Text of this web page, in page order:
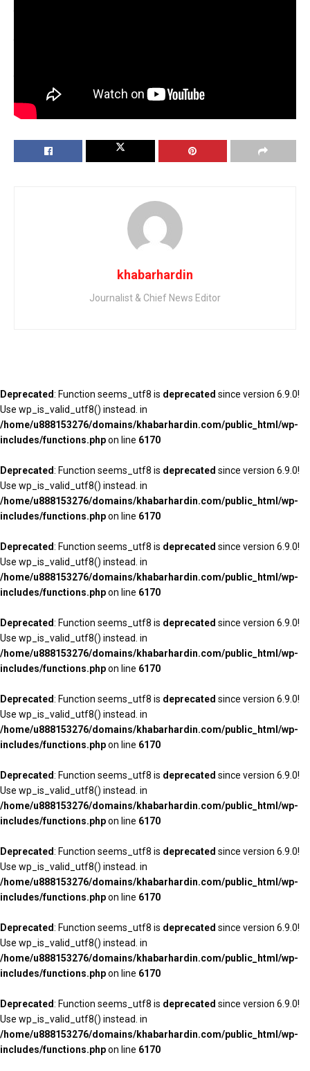
Tags:
khabarhardin
Journalist & Chief News Editor
Deprecated: Function seems_utf8 is deprecated since version 6.9.0!
Use wp_is_valid_utf8() instead. in
/home/u888153276/domains/khabarhardin.com/public_html/wp-
includes/functions.phpon line 6170
Deprecated: Function seems_utf8 is deprecated since version 6.9.0!
Use wp_is_valid_utf8() instead. in
/home/u888153276/domains/khabarhardin.com/public_html/wp-
includes/functions.phpon line 6170
Deprecated: Function seems_utf8 is deprecated since version 6.9.0!
Use wp_is_valid_utf8() instead. in
/home/u888153276/domains/khabarhardin.com/public_html/wp-
includes/functions.phpon line 6170
Deprecated: Function seems_utf8 is deprecated since version 6.9.0!
Use wp_is_valid_utf8() instead. in
/home/u888153276/domains/khabarhardin.com/public_html/wp-
includes/functions.phpon line 6170
Deprecated: Function seems_utf8 is deprecated since version 6.9.0!
Use wp_is_valid_utf8() instead. in
/home/u888153276/domains/khabarhardin.com/public_html/wp-
includes/functions.phpon line 6170
Deprecated: Function seems_utf8 is deprecated since version 6.9.0!
Use wp_is_valid_utf8() instead. in
/home/u888153276/domains/khabarhardin.com/public_html/wp-
includes/functions.phpon line 6170
Deprecated: Function seems_utf8 is deprecated since version 6.9.0!
Use wp_is_valid_utf8() instead. in
/home/u888153276/domains/khabarhardin.com/public_html/wp-
includes/functions.phpon line 6170
Deprecated: Function seems_utf8 is deprecated since version 6.9.0!
Use wp_is_valid_utf8() instead. in
/home/u888153276/domains/khabarhardin.com/public_html/wp-
includes/functions.phpon line 6170
Deprecated: Function seems_utf8 is deprecated since version 6.9.0!
Use wp_is_valid_utf8() instead. in
/home/u888153276/domains/khabarhardin.com/public_html/wp-
includes/functions.phpon line 6170